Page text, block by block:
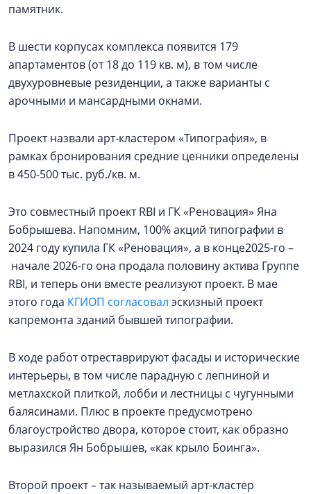
памятник.
В шести корпусах комплекса появится 179
апартаментов (от 18 до 119 кв. м), в том числе
двухуровневые резиденции, а также варианты с
арочными и мансардными окнами.
Проект назвали арт-кластером «Типография», в
рамках бронирования средние ценники определены
в 450-500 тыс. руб./кв. м.
Это совместный проект RBI и ГК «Реновация» Яна
Бобрышева. Напомним, 100% акций типографии в
2024 году купила ГК «Реновация», а в конце2025-го –
начале 2026-го она продала половину актива Группе
RBI, и теперь они вместе реализуют проект. В мае
этого года КГИОП согласовал эскизный проект
капремонта зданий бывшей типографии.
В ходе работ отреставрируют фасады и исторические
интерьеры, в том числе парадную с лепниной и
метлахской плиткой, лобби и лестницы с чугунными
балясинами. Плюс в проекте предусмотрено
благоустройство двора, которое стоит, как образно
выразился Ян Бобрышев, «как крыло Боинга».
Второй проект – так называемый арт-кластер